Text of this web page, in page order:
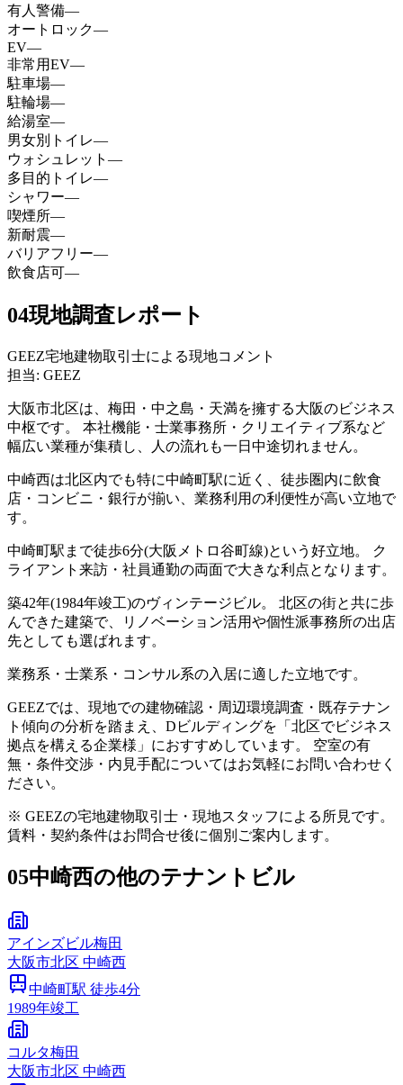
有人警備—
オートロック—
EV—
非常用EV—
駐車場—
駐輪場—
給湯室—
男女別トイレ—
ウォシュレット —
多目的トイレ—
シャワー—
喫煙所—
新耐震—
バリアフリー—
飲食店可—
04現地調査レポート
GEEZ宅地建物取引士による現地コメント
担当: GEEZ
大阪市北区は、梅田・中之島・天満を擁する大阪のビジネス
中枢です。 本社機能・士業事務所・クリエイティブ系など
幅広い業種が集積し、人の流れも一日中途切れません。
中崎西は北区内でも特に中崎町駅に近く、徒歩圏内に飲食
店・コンビニ・銀行が揃い、業務利用の利便性が高い立地で
す。
中崎町駅まで徒歩6分(大阪メトロ谷町線)という好立地。 ク
ライアント来訪・社員通勤の両面で大きな利点となります。
築42年(1984年竣工)のヴィンテージビル。 北区の街と共に歩
んできた建築で、リノベーション活用や個性派事務所の出店
先としても選ばれます。
業務系・士業系・コンサル系の入居に適した立地です。
GEEZでは、現地での建物確認・周辺環境調査・既存テナン
ト傾向の分析を踏まえ、Dビルディングを「北区でビジネス
拠点を構える企業様」におすすめしています。 空室の有
無・条件交渉・内見手配についてはお気軽にお問い合わせく
ださい。
※ GEEZの宅地建物取引士・現地スタッフによる所見です。
賃料・契約条件はお問合せ後に個別ご案内します。
05中崎西の他のテナントビル
アインズビル梅田
大阪市北区 中崎西
中崎町駅 徒歩4分
1989年竣工
コルタ梅田
大阪市北区 中崎西